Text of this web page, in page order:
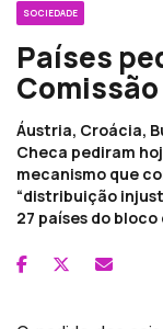
SOCIEDADE
Países
Áustria, Croácia,
Checa pediram
mecanismo que
“distribuição
27 países do